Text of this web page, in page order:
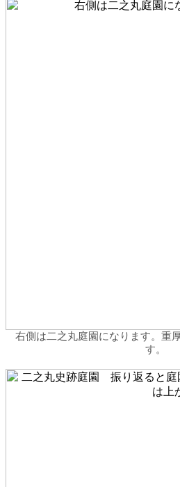
右側は二之丸庭園になります。重
す。